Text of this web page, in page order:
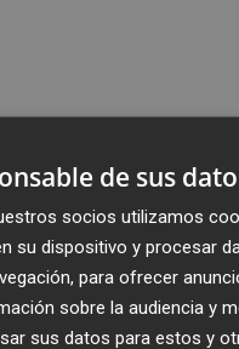
de sus
socios utilizamos
su dispositivo y procesar
para ofrecer
sobre la audiencia y
sus datos para estos y